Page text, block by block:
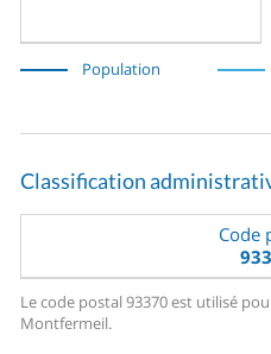
Population
Classification
Code
Le code postal 93370 est utilisé
Montfermeil.